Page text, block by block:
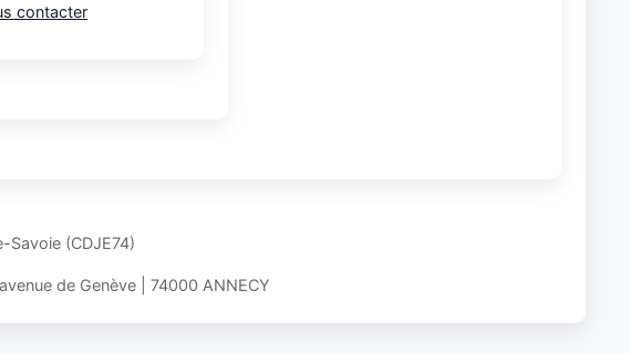
contacter
Savoie (CDJE74)
de Genève | 74000 ANNECY